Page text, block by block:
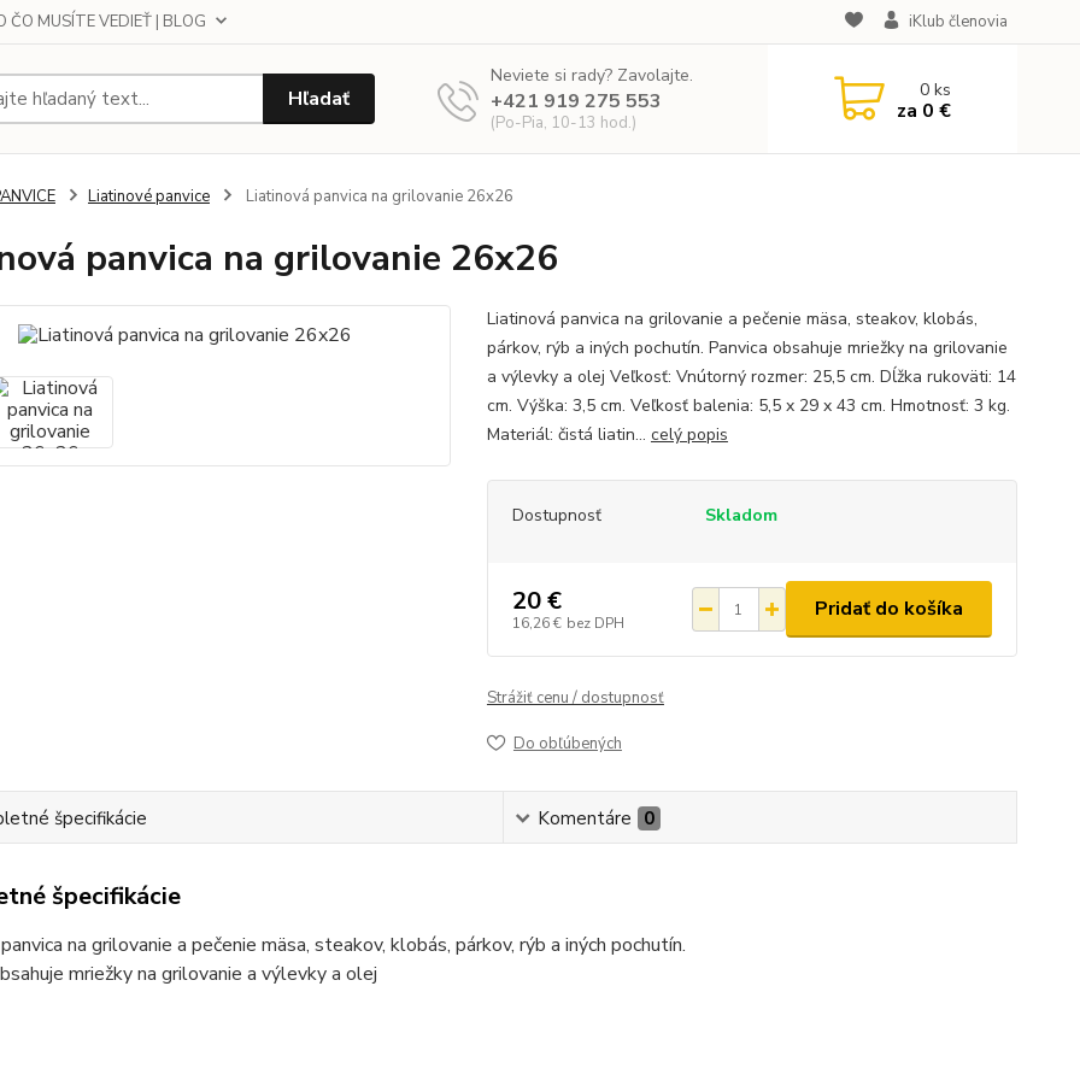
ČO MUSÍTE VEDIEŤ | BLOG iKlub členovia
Hľadať
Neviete si rady? Zavolajte.
+421 919 275 553
(Po-Pia, 10-13 hod.)
0ks
za 0 €
Liatinové panvice Liatinová panvica na grilovanie 26x26
panvica na grilovanie 26x26
Liatinová panvica na grilovanie a pečenie mäsa, steakov, klobás,
párkov, rýb a iných pochutín. Panvica obsahuje mriežky na grilovanie
a výlevky a olej Veľkosť: Vnútorný rozmer: 25,5 cm. Dĺžka rukoväti: 14
cm. Výška: 3,5 cm. Veľkosť balenia: 5,5 x 29 x 43 cm. Hmotnosť: 3 kg.
Materiál: čistá liatin... celý popis
Dostupnosť Skladom
20 €
16,26 € bez DPH
Pridať do košíka
Strážiť cenu / dostupnosť
Do obľúbených
špecifikácie Komentáre 0
špecifikácie
na grilovanie a pečenie mäsa, steakov, klobás, párkov, rýb a iných pochutín.
mriežky na grilovanie a výlevky a olej